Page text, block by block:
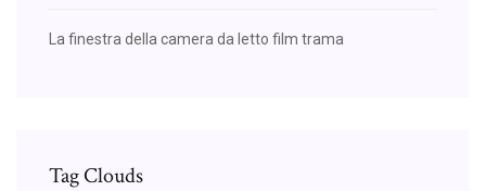
La finestra della camera da letto film trama
Tag Clouds